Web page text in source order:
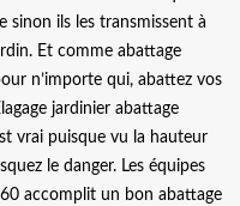
sinon ils les transmissent à
Et comme abattage
n’importe qui, abattez vos
jardinier abattage
vrai puisque vu la hauteur
le danger. Les équipes
accomplit un bon abattage